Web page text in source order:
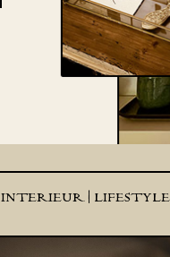
INTERIEUR | LIFESTYLE